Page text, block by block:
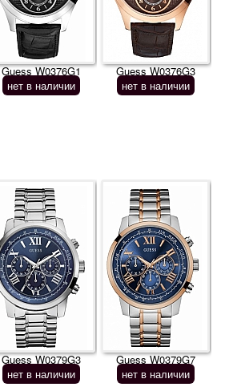
Guess W0376G1
нет в наличии
Guess W0376G3
нет в наличии
Guess W0379G3
нет в наличии
Guess W0379G7
нет в наличии